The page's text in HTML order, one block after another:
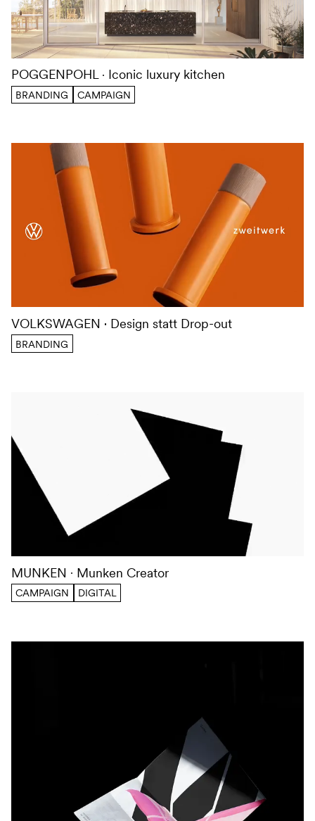
POGGENPOHL Iconic luxury kitchen
BRANDING CAMPAIGN
VOLKSWAGEN Design statt Drop-out
BRANDING
MUNKEN Munken Creator
CAMPAIGN DIGITAL